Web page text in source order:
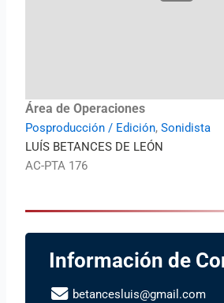
Área de Operaciones
Posproducción / Edición,Sonidista
LUÍS BETANCES DE LEÓN
AC-PTA 176
Información de
betancesluis@gmail.com